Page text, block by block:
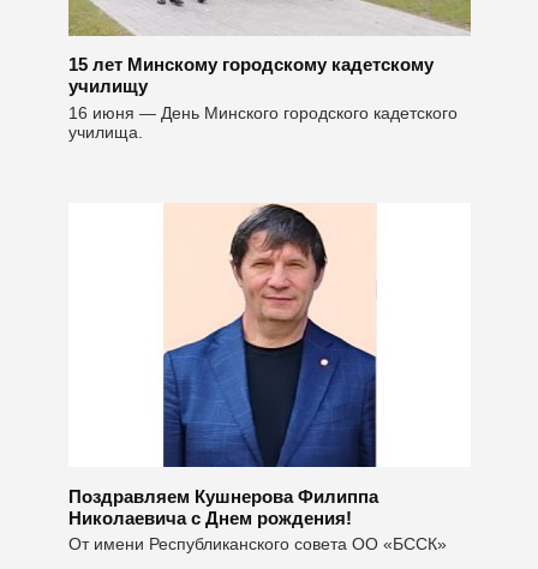
15 лет Минскому городскому кадетскому
училищу
16 июня — День Минского городского кадетского
училища.
Поздравляем Кушнерова Филиппа
Николаевича с Днем рождения!
От имени Республиканского совета ОО «БССК»